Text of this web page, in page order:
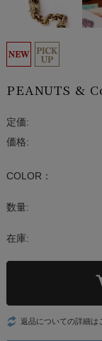
PEANUTS &
定価:
価格:
COLOR：
数量:
在庫:
返品についての詳細は